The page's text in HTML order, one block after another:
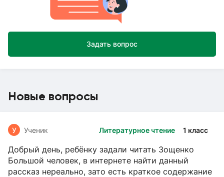
Задать вопрос
Новые вопросы
Литературное чтение 1 класс
У Ученик
Добрый день, ребёнку задали читать Зощенко
Большой человек, в интернете найти данный
рассказ нереально, зато есть краткое содержание